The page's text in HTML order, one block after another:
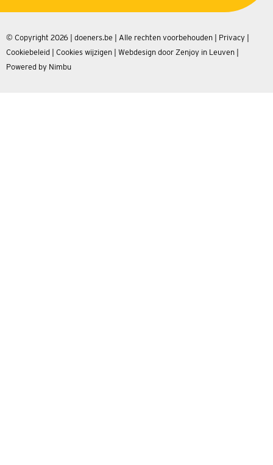
© Copyright 2026 | doeners.be | Alle rechten voorbehouden | Privacy
Cookiebeleid
Cookies wijzigen Webdesign door Zenjoy in Leuven
Powered by Nimbu